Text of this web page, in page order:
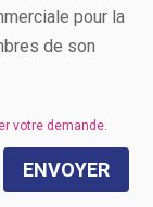
pour la
de son
ENVOYER